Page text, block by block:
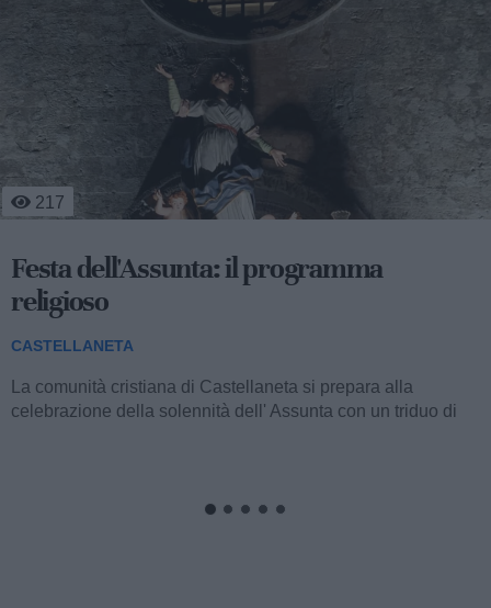
346
Centro storico in festa per san Domenico
tra celebrazioni religiose, sport e musica
popolare
CASTELLANETA
La comunità della parrocchia San Domenico di Castellaneta